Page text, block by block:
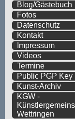
Blog/Gästebuch
Fotos
Datenschutz
Kontakt
Impressum
Videos
Termine
Public PGP Key
Kunst-Archiv
KGW -
Wettringen